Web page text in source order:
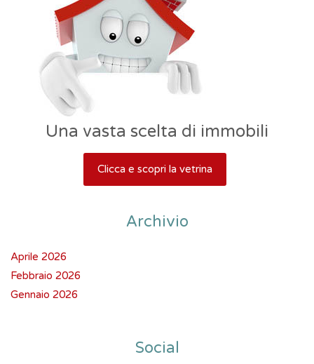
Una vasta scelta di immobili
Clicca e scopri la vetrina
Archivio
Aprile 2026
Febbraio 2026
Gennaio 2026
Social